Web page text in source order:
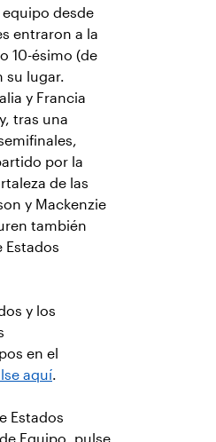
desde
entraron a la
10-ésimo (de
su lugar.
y Francia
tras una
por la
de las
y Mackenzie
también
Estados
y los
en el
aquí.
Estados
Equipo, pulse